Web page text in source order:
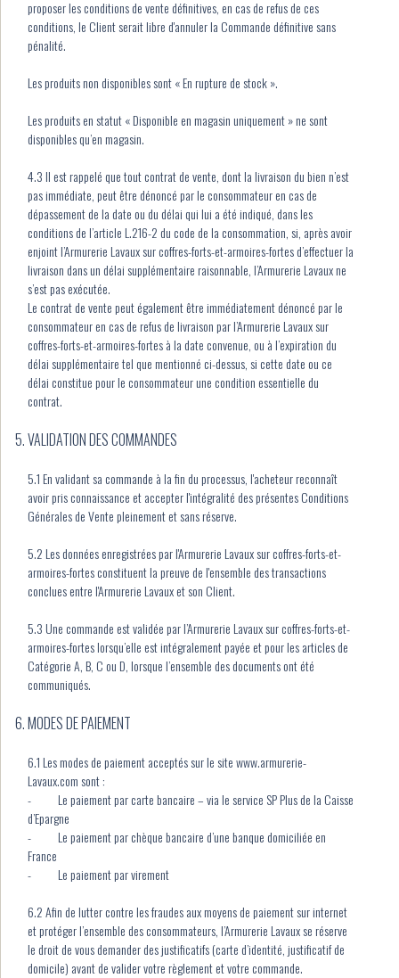
proposer les conditions de vente définitives, en cas de refus de ces
conditions, le Client serait libre d'annuler la Commande définitive sans
pénalité.
Les produits non disponibles sont « En rupture de stock ».
Les produits en statut « Disponible en magasin uniquement » ne sont
disponibles qu’en magasin.
4.3 Il est rappelé que tout contrat de vente, dont la livraison du bien n’est
pas immédiate, peut être dénoncé par le consommateur en cas de
dépassement de la date ou du délai qui lui a été indiqué, dans les
conditions de l’article L.216-2 du code de la consommation, si, après avoir
enjoint l’Armurerie Lavaux sur coffres-forts-et-armoires-fortes d’effectuer la
livraison dans un délai supplémentaire raisonnable, l’Armurerie Lavaux ne
s’est pas exécutée.
Le contrat de vente peut également être immédiatement dénoncé par le
consommateur en cas de refus de livraison par l’Armurerie Lavaux sur
coffres-forts-et-armoires-fortes à la date convenue, ou à l’expiration du
délai supplémentaire tel que mentionné ci-dessus, si cette date ou ce
délai constitue pour le consommateur une condition essentielle du
contrat.
VALIDATION DES COMMANDES
5.1 En validant sa commande à la fin du processus, l'acheteur reconnaît
avoir pris connaissance et accepter l'intégralité des présentes Conditions
Générales de Vente pleinement et sans réserve.
5.2 Les données enregistrées par l'Armurerie Lavaux sur coffres-forts-et-
armoires-fortes constituent la preuve de l'ensemble des transactions
conclues entre l'Armurerie Lavaux et son Client.
5.3 Une commande est validée par l’Armurerie Lavaux sur coffres-forts-et-
armoires-fortes lorsqu’elle est intégralement payée et pour les articles de
Catégorie A, B, C ou D, lorsque l’ensemble des documents ont été
communiqués.
MODES DE PAIEMENT
6.1 Les modes de paiement acceptés sur le site www.armurerie-
Lavaux.com sont :
- Le paiement par carte bancaire – via le service SP Plus de la Caisse
d’Epargne
- Le paiement par chèque bancaire d’une banque domiciliée en
France
- Le paiement par virement
6.2 Afin de lutter contre les fraudes aux moyens de paiement sur internet
et protéger l’ensemble des consommateurs, l’Armurerie Lavaux se réserve
le droit de vous demander des justificatifs (carte d’identité, justificatif de
domicile) avant de valider votre règlement et votre commande.